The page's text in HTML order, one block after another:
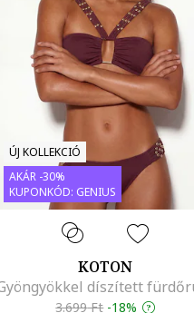
ÚJ KOLLEKCIÓ
AKÁR -30%
KUPONKÓD: GENIUS
KOTON
3.699Ft -18%